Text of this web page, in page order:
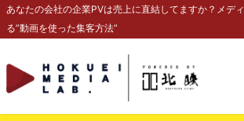
あなたの会社の企業PVは売上に直結してますか？メデ
る”動画を使った集客方法”